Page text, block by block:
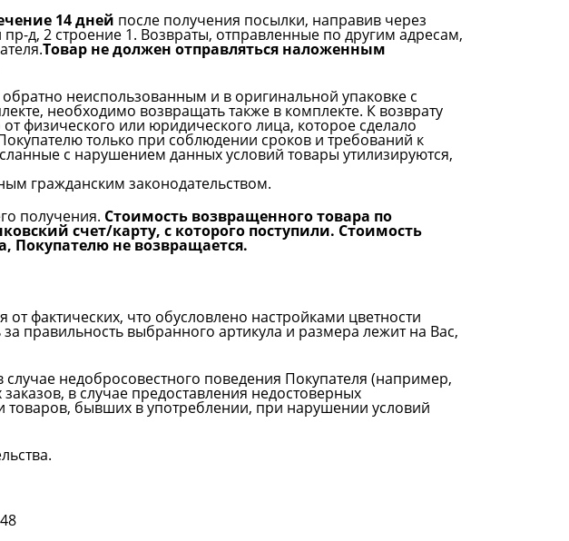
14 дней после получения посылки, направив через
д, 2 строение 1. Возвраты, отправленные по другим адресам,
Товар не должен отправляться наложенным
неиспользованным и в оригинальной упаковке с
необходимо возвращать также в комплекте. К возврату
физического или юридического лица, которое сделало
только при соблюдении сроков и требований к
с нарушением данных условий товары утилизируются,
гражданским законодательством.
получения. Стоимость возвращенного товара по
счет/карту, с которого поступили. Стоимость
Покупателю не возвращается.
фактических, что обусловлено настройками цветности
правильность выбранного артикула и размера лежит на Вас,
недобросовестного поведения Покупателя (например,
в случае предоставления недостоверных
бывших в употреблении, при нарушении условий